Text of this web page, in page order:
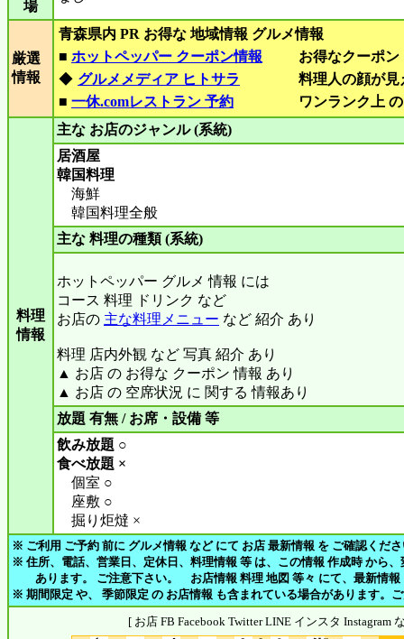
場
厳選
情報
青森県内 PR お得な 地域情報 グルメ情報
■ ホットペッパー クーポン情報
お得なクーポ
◆ グルメメディア ヒトサラ
料理人の顔が
■ 一休.comレストラン 予約 ワンランク上
料理
情報
主な お店のジャンル (系統)
居酒屋
韓国料理
海鮮
韓国料理全般
主な 料理の種類 (系統)
ホットペッパー グルメ 情報 には
コース 料理 ドリンク など
お店の 主な料理メニュー など 紹介 あり
料理 店内外観 など 写真 紹介 あり
▲ お店 の お得な クーポン 情報 あり
▲ お店 の 空席状況 に 関する 情報あり
放題 有無 / お席・設備 等
飲み放題 ○
食べ放題 ×
個室 ○
座敷 ○
掘り炬燵 ×
※ ご利用 ご予約 前に グルメ情報 など にて お店 最新情報 を ご確認くだ
※ 住所、電話、営業日、定休日、料理情報 等 は、この情報 作成時 から
あります。 ご注意下さい。 お店情報 料理 地図 等々 にて、最新情報
※ 期間限定 や、 季節限定 の お店情報 も含まれている場合があります。
[ お店 FB Facebook Twitter LINE インスタ Instagram